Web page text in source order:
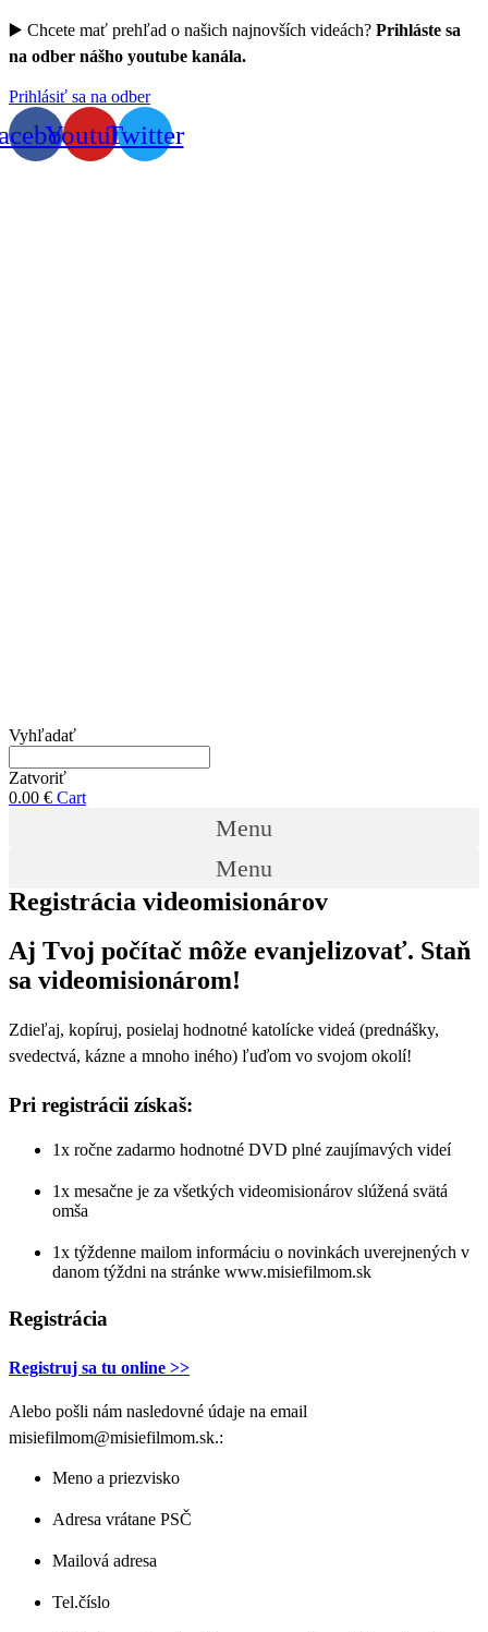
▶️ Chcete mať prehľad o našich najnovších videách? Prihláste sa
na odber nášho youtube kanála.
Prihlásiť sa na odber
YoutubeTwitter
Vyhľadať
Zatvoriť
0.00 € Cart
Menu
Menu
Registrácia videomisionárov
Aj Tvoj počítač môže evanjelizovať. Staň
sa videomisionárom!
Zdieľaj, kopíruj, posielaj hodnotné katolícke videá (prednášky,
svedectvá, kázne a mnoho iného) ľuďom vo svojom okolí!
Pri registrácii získaš:
1x ročne zadarmo hodnotné DVD plné zaujímavých videí
1x mesačne je za všetkých videomisionárov slúžená svätá
omša
1x týždenne mailom informáciu o novinkách uverejnených v
danom týždni na stránke www.misiefilmom.sk
Registrácia
Registruj sa tu online >>
Alebo pošli nám nasledovné údaje na email
misiefilmom@misiefilmom.sk.:
Meno a priezvisko
Adresa vrátane PSČ
Mailová adresa
Tel.číslo